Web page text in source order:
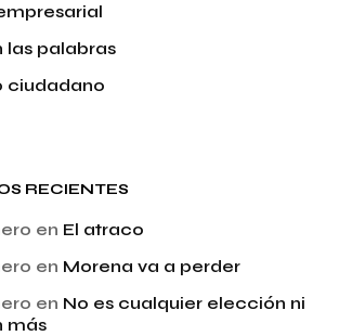
las palabras
ciudadano
RECIENTES
en El atraco
en Morena va a perder
en No es cualquier elección ni
más